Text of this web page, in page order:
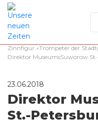
Zuhause
Zinnfigur «Trompeter der
Direktor MuseumsSuworow
23.06.2018
Direktor
St.-